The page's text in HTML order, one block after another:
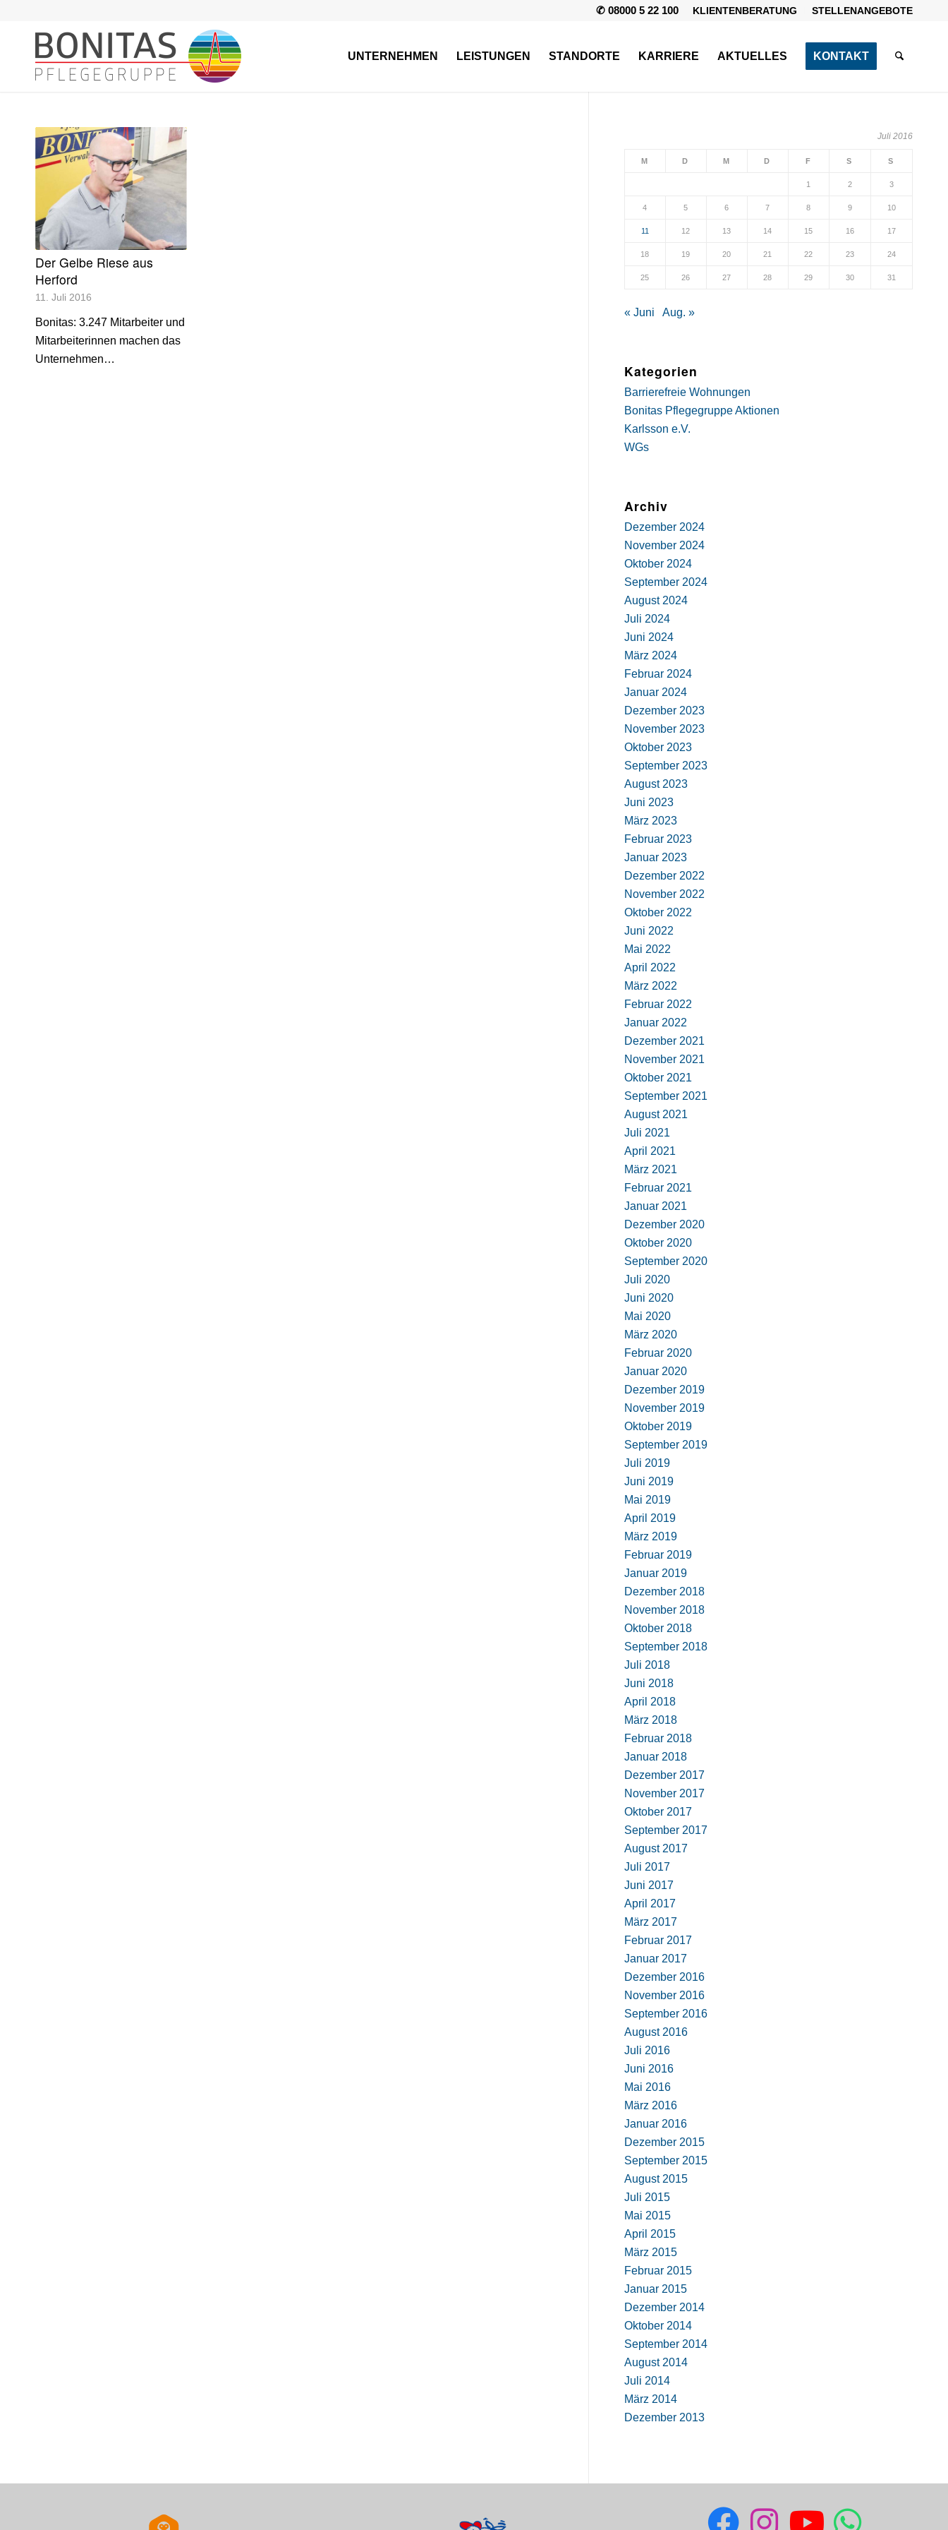
KLIENTENBERATUNG STELLENANGEBOTE
✆ 08000 5 22 100
UNTERNEHMEN LEISTUNGEN STANDORTE KARRIERE AKTUELLES KONTAKT
Der Gelbe Riese aus
Herford
11. Juli 2016
Bonitas: 3.247 Mitarbeiter und
Mitarbeiterinnen machen das
Unternehmen…
Juli 2016
M D M D F S S
1 2 3
4 5 6 7 8 9 10
11 12 13 14 15 16 17
18 19 20 21 22 23 24
25 26 27 28 29 30 31
« Juni Aug. »
Kategorien
Barrierefreie Wohnungen
Bonitas Pflegegruppe Aktionen
Karlsson e.V.
WGs
Archiv
Dezember 2024
November 2024
Oktober 2024
September 2024
August 2024
Juli 2024
Juni 2024
März 2024
Februar 2024
Januar 2024
Dezember 2023
November 2023
Oktober 2023
September 2023
August 2023
Juni 2023
März 2023
Februar 2023
Januar 2023
Dezember 2022
November 2022
Oktober 2022
Juni 2022
Mai 2022
April 2022
März 2022
Februar 2022
Januar 2022
Dezember 2021
November 2021
Oktober 2021
September 2021
August 2021
Juli 2021
April 2021
März 2021
Februar 2021
Januar 2021
Dezember 2020
Oktober 2020
September 2020
Juli 2020
Juni 2020
Mai 2020
März 2020
Februar 2020
Januar 2020
Dezember 2019
November 2019
Oktober 2019
September 2019
Juli 2019
Juni 2019
Mai 2019
April 2019
März 2019
Februar 2019
Januar 2019
Dezember 2018
November 2018
Oktober 2018
September 2018
Juli 2018
Juni 2018
April 2018
März 2018
Februar 2018
Januar 2018
Dezember 2017
November 2017
Oktober 2017
September 2017
August 2017
Juli 2017
Juni 2017
April 2017
März 2017
Februar 2017
Januar 2017
Dezember 2016
November 2016
September 2016
August 2016
Juli 2016
Juni 2016
Mai 2016
März 2016
Januar 2016
Dezember 2015
September 2015
August 2015
Juli 2015
Mai 2015
April 2015
März 2015
Februar 2015
Januar 2015
Dezember 2014
Oktober 2014
September 2014
August 2014
Juli 2014
März 2014
Dezember 2013